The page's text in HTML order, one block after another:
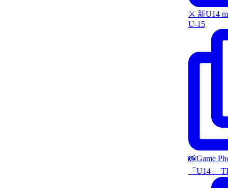
⚔️ 新U14
U-15
📸Game
「U14」